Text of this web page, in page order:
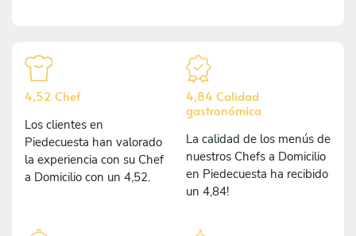
4,52 Chef
Los clientes en
Piedecuesta han valorado
la experiencia con su Chef
a Domicilio con un 4,52.
4,84 Calidad
gastronómica
La calidad de los menús de
nuestros Chefs a Domicilio
en Piedecuesta ha recibido
un 4,84!